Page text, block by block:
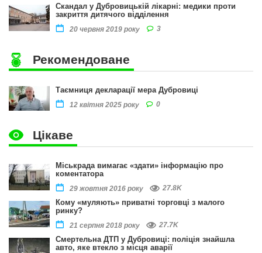
Скандал у Дубровицькій лікарні: медики проти
закриття дитячого відділення
20 червня 2019 року 3
Рекомендоване
Таємниця декларації мера Дубровиці
12 квітня 2025 року 0
Цікаве
Міськрада вимагає «здати» інформацію про
коментатора
29 жовтня 2016 року 27.8K
Кому «муляють» приватні торговці з малого
ринку?
21 серпня 2018 року 27.7K
Смертельна ДТП у Дубровиці: поліція знайшла
авто, яке втекло з місця аварії